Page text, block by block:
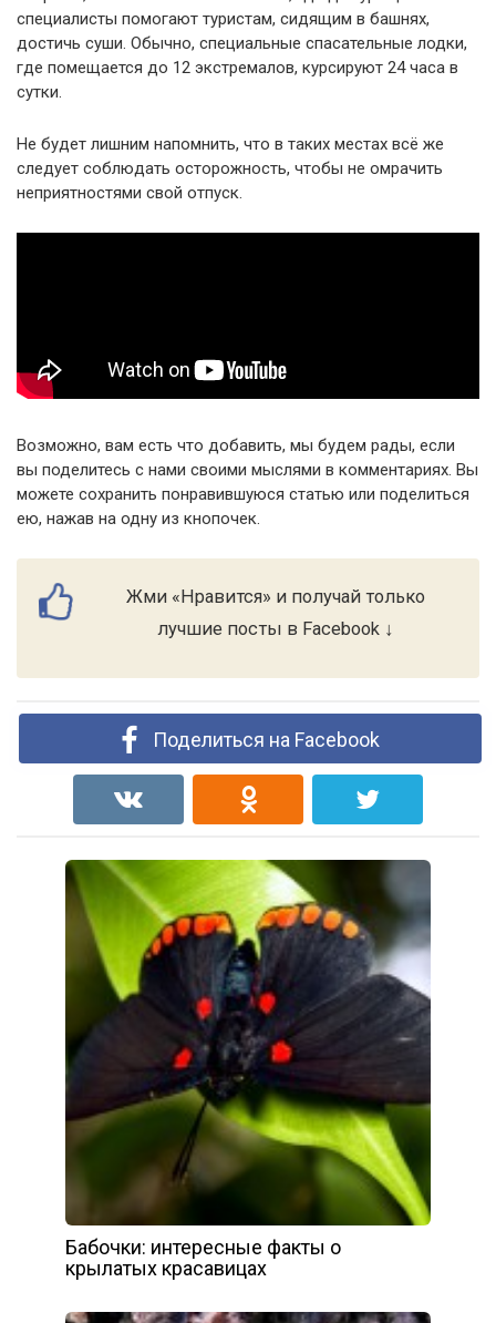
специалисты помогают туристам, сидящим в башнях,
достичь суши. Обычно, специальные спасательные лодки,
где помещается до 12 экстремалов, курсируют 24 часа в
сутки.
Не будет лишним напомнить, что в таких местах всё же
следует соблюдать осторожность, чтобы не омрачить
неприятностями свой отпуск.
Возможно, вам есть что добавить, мы будем рады, если
вы поделитесь с нами своими мыслями в комментариях. Вы
можете сохранить понравившуюся статью или поделиться
ею, нажав на одну из кнопочек.
Жми «Нравится» и получай только
лучшие посты в Facebook ↓
Поделиться на Facebook
Бабочки: интересные факты о
крылатых красавицах